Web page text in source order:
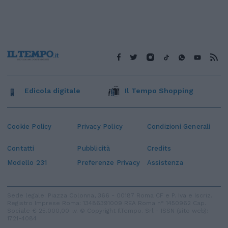
Cookie Policy Privacy Policy Condizioni Generali
Contatti Pubblicità
Credits
Modello 231
Preferenze Privacy Assistenza
Edicola digitale Il Tempo Shopping